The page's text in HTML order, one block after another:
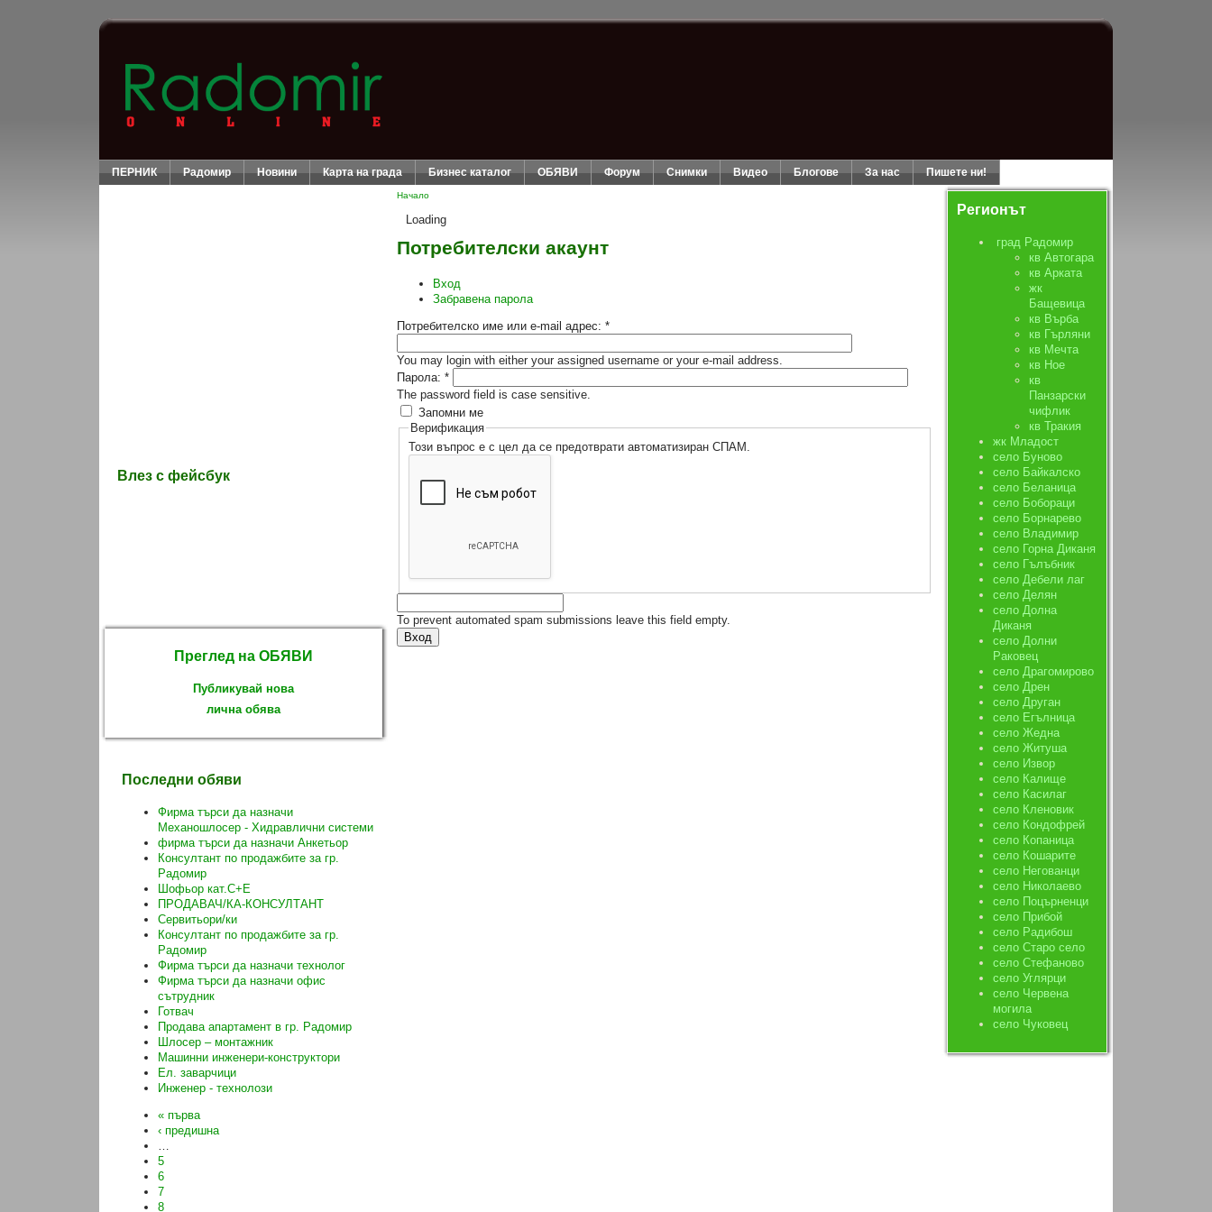
ПЕРНИК Радомир Новини Карта на града Бизнес каталог ОБЯВИ Форум Снимки Видео Блогове За нас Пишете ни!
Влез с фейсбук
Преглед на ОБЯВИ
Публикувай нова
лична обява
Последни обяви
Фирма търси да назначи
Механошлосер - Хидравлични системи
фирма търси да назначи Анкетьор
Консултант по продажбите за гр.
Радомир
Шофьор кат.C+E
ПРОДАВАЧ/КА-КОНСУЛТАНТ
Сервитьори/ки
Консултант по продажбите за гр.
Радомир
Фирма търси да назначи технолог
Фирма търси да назначи офис
сътрудник
Готвач
Продава апартамент в гр. Радомир
Шлосер – монтажник
Машинни инженери-конструктори
Ел. заварчици
Инженер - технолози
« първа
‹ предишна
…
5
6
7
8
Начало
Loading
Потребителски акаунт
Вход
Забравена парола
Потребителско име или e-mail адрес: *
You may login with either your assigned username or your e-mail address.
Парола: *
The password field is case sensitive.
Запомни ме
Верификация
Този въпрос е с цел да се предотврати автоматизиран СПАМ.
To prevent automated spam submissions leave this field empty.
Регионът
град Радомир
кв Автогара
кв Арката
жк
Бащевица
кв Върба
кв Гърляни
кв Мечта
кв Ное
кв
Панзарски
чифлик
кв Тракия
жк Младост
село Буново
село Байкалско
село Беланица
село Бобораци
село Борнарево
село Владимир
село Горна Диканя
село Гълъбник
село Дебели лаг
село Делян
село Долна
Диканя
село Долни
Раковец
село Драгомирово
село Дрен
село Друган
село Егълница
село Жедна
село Житуша
село Извор
село Калище
село Касилаг
село Кленовик
село Кондофрей
село Копаница
село Кошарите
село Негованци
село Николаево
село Поцърненци
село Прибой
село Радибош
село Старо село
село Стефаново
село Углярци
село Червена
могила
село Чуковец